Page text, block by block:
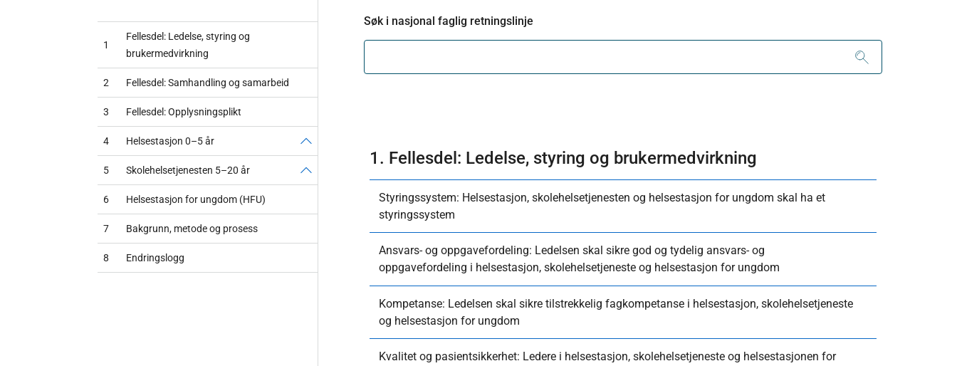
1
Fellesdel: Ledelse, styring og
brukermedvirkning
2 Fellesdel: Samhandling og samarbeid
3 Fellesdel: Opplysningsplikt
4 Helsestasjon 0–5 år
5 Skolehelsetjenesten 5–20 år
6 Helsestasjon for ungdom (HFU)
7 Bakgrunn, metode og prosess
8 Endringslogg
Søk i nasjonal faglig retningslinje
1. Fellesdel: Ledelse, styring og brukermedvirkning
Styringssystem: Helsestasjon, skolehelsetjenesten og helsestasjon for ungdom skal ha et
styringssystem
Ansvars- og oppgavefordeling: Ledelsen skal sikre god og tydelig ansvars- og
oppgavefordeling i helsestasjon, skolehelsetjeneste og helsestasjon for ungdom
Kompetanse: Ledelsen skal sikre tilstrekkelig fagkompetanse i helsestasjon, skolehelsetjeneste
og helsestasjon for ungdom
Kvalitet og pasientsikkerhet: Ledere i helsestasjon, skolehelsetjeneste og helsestasjonen for